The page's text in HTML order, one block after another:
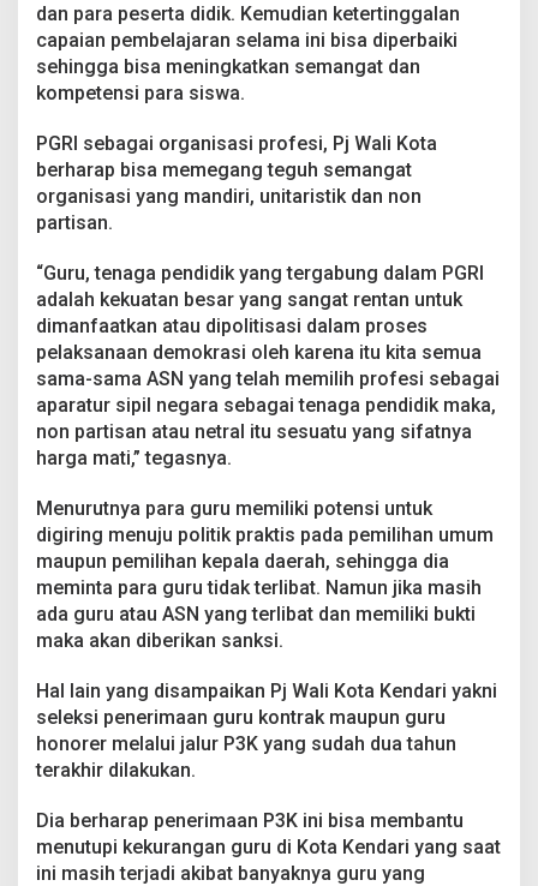
r
p
l
i
i
k
r
t
i
dan para peserta didik. Kemudian ketertinggalan
capaian pembelajaran selama ini bisa diperbaiki
sehingga bisa meningkatkan semangat dan
kompetensi para siswa.
PGRI sebagai organisasi profesi, Pj Wali Kota
berharap bisa memegang teguh semangat
organisasi yang mandiri, unitaristik dan non
partisan.
“Guru, tenaga pendidik yang tergabung dalam PGRI
adalah kekuatan besar yang sangat rentan untuk
dimanfaatkan atau dipolitisasi dalam proses
pelaksanaan demokrasi oleh karena itu kita semua
sama-sama ASN yang telah memilih profesi sebagai
aparatur sipil negara sebagai tenaga pendidik maka,
non partisan atau netral itu sesuatu yang sifatnya
harga mati,” tegasnya.
Menurutnya para guru memiliki potensi untuk
digiring menuju politik praktis pada pemilihan umum
maupun pemilihan kepala daerah, sehingga dia
meminta para guru tidak terlibat. Namun jika masih
ada guru atau ASN yang terlibat dan memiliki bukti
maka akan diberikan sanksi.
Hal lain yang disampaikan Pj Wali Kota Kendari yakni
seleksi penerimaan guru kontrak maupun guru
honorer melalui jalur P3K yang sudah dua tahun
terakhir dilakukan.
Dia berharap penerimaan P3K ini bisa membantu
menutupi kekurangan guru di Kota Kendari yang saat
ini masih terjadi akibat banyaknya guru yang